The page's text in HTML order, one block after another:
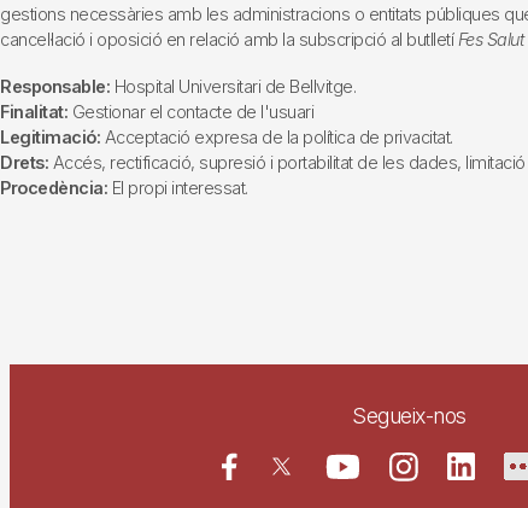
gestions necessàries amb les administracions o entitats públiques
cancel·lació i oposició en relació amb la subscripció al butlletí Fes Salut
Responsable: Hospital Universitari de Bellvitge.
Finalitat: Gestionar el contacte de l'usuari
Legitimació: Acceptació expresa de la política de privacitat.
Drets: Accés, rectificació, supresió i portabilitat de les dades,
Procedència: El propi interessat.
Segueix-nos